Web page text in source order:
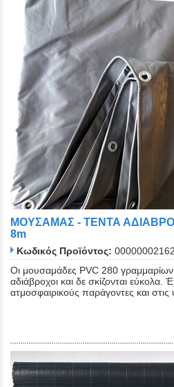
ΜΟΥΣΑΜΑΣ - ΤΕΝΤΑ
8m
Κωδικός Προϊόντος:
Οι μουσαμάδες PVC 280 γραμμαρίων
αδιάβροχοι και δε σκίζονται
ατμοσφαιρικούς παράγοντες και στις